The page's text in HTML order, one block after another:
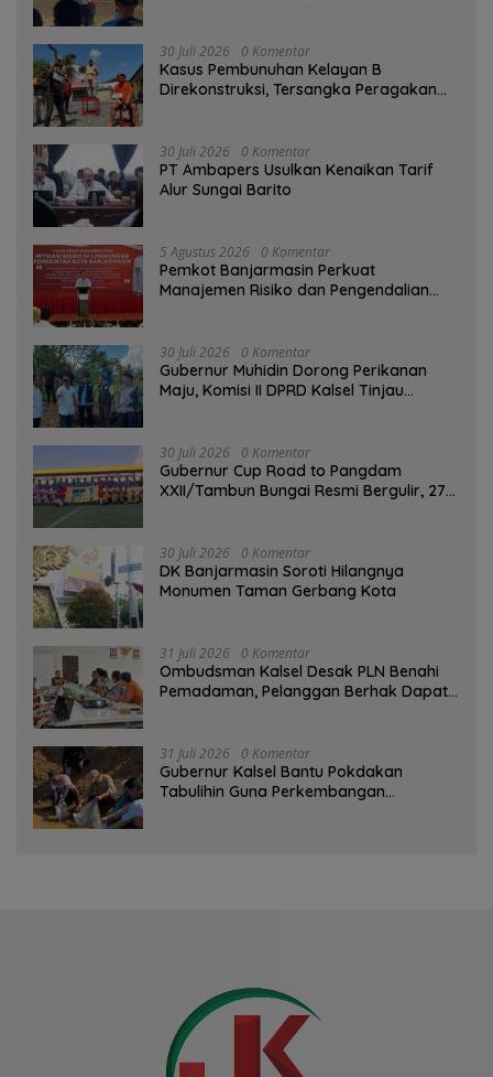
30 Juli 2026 0 Komentar
Kasus Pembunuhan Kelayan B
Direkonstruksi, Tersangka Peragakan
30 Juli 2026 0 Komentar
PT Ambapers Usulkan Kenaikan Tarif
Alur Sungai Barito
5 Agustus 2026 0 Komentar
Pemkot Banjarmasin Perkuat
Manajemen Risiko dan Pengendalian
30 Juli 2026 0 Komentar
Gubernur Muhidin Dorong Perikanan
Maju, Komisi II DPRD Kalsel Tinjau
30 Juli 2026 0 Komentar
Gubernur Cup Road to Pangdam
XXII/Tambun Bungai Resmi Bergulir, 27
30 Juli 2026 0 Komentar
DK Banjarmasin Soroti Hilangnya
Monumen Taman Gerbang Kota
31 Juli 2026 0 Komentar
Ombudsman Kalsel Desak PLN Benahi
Pemadaman, Pelanggan Berhak Dapat
31 Juli 2026 0 Komentar
Gubernur Kalsel Bantu Pokdakan
Tabulihin Guna Perkembangan